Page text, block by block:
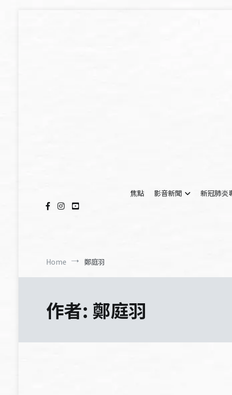
焦點
影音新聞 新冠肺炎
Home 鄭庭羽
作者: 鄭庭羽